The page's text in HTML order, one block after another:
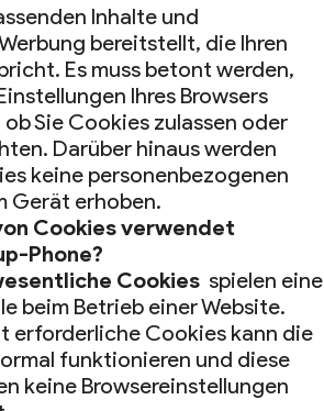
Inhalte und
bereitstellt, die Ihren
Es muss betont werden,
Ihres Browsers
Sie Cookies zulassen oder
Darüber hinaus werden
keine personenbezogenen
Gerät erhoben.
Cookies verwendet
Phone?
Cookies spielen eine
beim Betrieb einer Website.
erforderliche Cookies kann die
funktionieren und diese
keine Browsereinstellungen